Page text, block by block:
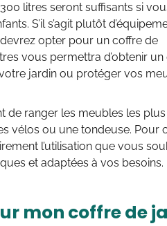
litres seront suffisants si
S’il s’agit plutôt
opter pour un coffre de
vous permettra d’obtenir un
jardin ou protéger vos
de ranger les meubles les plus
vélos ou une tondeuse. Pour
l’utilisation que vous
et adaptées à vos besoins.
mon coffre de